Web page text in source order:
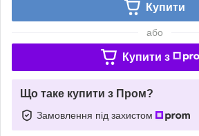
Купити
або
Купити з
Що таке купити з Пром?
Замовлення під захистом